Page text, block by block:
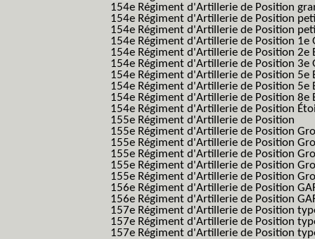
154e Régiment d'Artillerie de Position
154e Régiment d'Artillerie de Position
154e Régiment d'Artillerie de Position
154e Régiment d'Artillerie de Position 1e
154e Régiment d'Artillerie de Position 2e
154e Régiment d'Artillerie de Position 3e
154e Régiment d'Artillerie de Position 5e
154e Régiment d'Artillerie de Position 5e
154e Régiment d'Artillerie de Position 8e
154e Régiment d'Artillerie de Position
155e Régiment d'Artillerie de Position
155e Régiment d'Artillerie de Position
155e Régiment d'Artillerie de Position
155e Régiment d'Artillerie de Position
155e Régiment d'Artillerie de Position
155e Régiment d'Artillerie de Position
156e Régiment d'Artillerie de Position
156e Régiment d'Artillerie de Position
157e Régiment d'Artillerie de Position
157e Régiment d'Artillerie de Position
157e Régiment d'Artillerie de Position